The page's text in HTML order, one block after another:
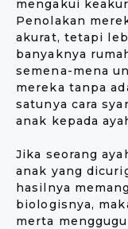
mengakui
Penolakan
akurat, tetapi
banyaknya
semena-mena
mereka tanpa
satunya cara
anak kepada
Jika seorang
anak yang
hasilnya
biologisnya,
merta